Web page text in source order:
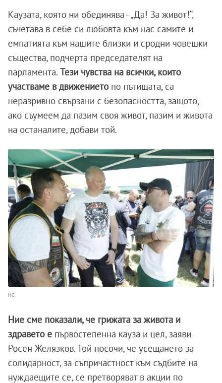
Каузата, която ни обединява - „Да! За живот!“,
съчетава в себе си любовта към нас самите и
емпатията към нашите близки и сродни човешки
същества, подчерта председателят на
парламента. Тези чувства на всички, които
участваме в движението по пътищата, са
неразривно свързани с безопасността, защото,
ако съумеем да пазим своя живот, пазим и живота
на останалите, добави той.
НС
Ние сме показали, че грижата за живота и
здравето е първостепенна кауза и цел, заяви
Росен Желязков. Той посочи, че усещането за
солидарност, за съпричастност към съдбите на
нуждаещите се, се претворяват в акции по